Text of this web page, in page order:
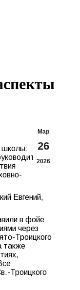
Мар
26
2026
школы:
Евгений,
в фойе
через
Троицкого
также
Троицкого